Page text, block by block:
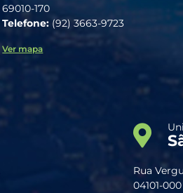
69010-170
Telefone: (92) 3663-9723
Ver mapa
Rua
04101-000